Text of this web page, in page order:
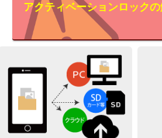
アクティベーションロック